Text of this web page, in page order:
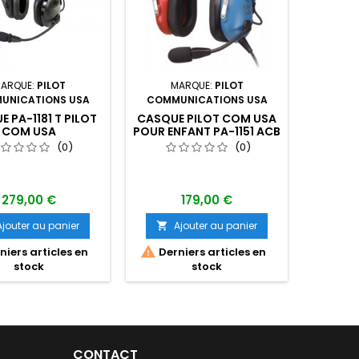
PILOT
USA
PA-1181 T PILOT
COM USA
(0)
279,00 €
au panier
articles en
stock
MARQUE: PILOT
COMMUNICATIONS USA
CASQUE PILOT COM USA
POUR ENFANT PA-1151 ACB
(0)
179,00 €
 Ajouter au panier
 Derniers articles en
stock
CONTACT